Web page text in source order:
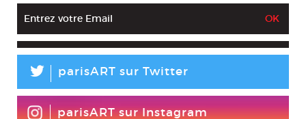
L parisART sur Twitter
parisART sur Instagram